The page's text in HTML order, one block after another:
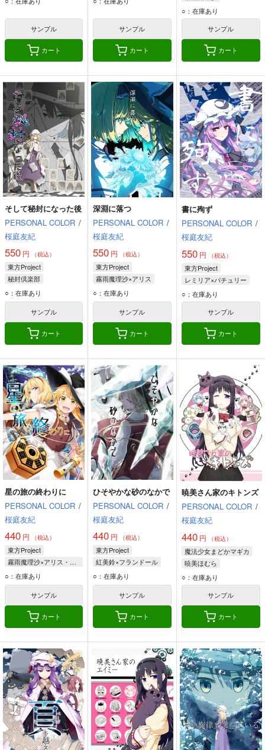
サンプル
カート
サンプル
カート
アリス・マーガトロイド
○：在庫あり
サンプル
カート
そして秘封になった後
PERSONAL COLOR /
桜庭友紀
550 円 （税込）
東方Project
秘封倶楽部
宇佐見蓮子
マエリベリー・ハーン
○：在庫あり
サンプル
カート
深淵に落つ
PERSONAL COLOR /
桜庭友紀
550 円 （税込）
東方Project
霧雨魔理沙×アリス
霧雨魔理沙
アリス・マーガトロイド
○：在庫あり
サンプル
カート
書に殉ず
PERSONAL COLOR /
桜庭友紀
550円 （税込）
東方Project
レミリア×パチュリー
パチュリー・ノーレッジ
レミリア・スカーレット
○：在庫あり
サンプル
カート
星の旅の終わりに
PERSONAL COLOR /
桜庭友紀
440 円 （税込）
東方Project
霧雨魔理沙×アリス・マーガトロイド
霧雨魔理沙
アリス・マーガトロイド
○：在庫あり
サンプル
カート
ひそやかな砂のなかで
PERSONAL COLOR /
桜庭友紀
440 円 （税込）
東方Project
紅美鈴×フランドール
紅美鈴
○：在庫あり
サンプル
カート
暁美さん家のキトンズ
PERSONAL COLOR /
桜庭友紀
440円 （税込）
魔法少女まどかマギカ
暁美ほむら
鹿目まどか
○：在庫あり
サンプル
カート